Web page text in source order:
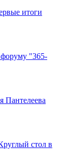
итоги
форуму "365-
Пантелеева
стол в